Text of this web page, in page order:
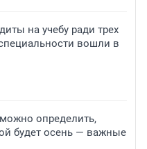
на учебу ради трех
вошли в
определить,
будет осень — важные